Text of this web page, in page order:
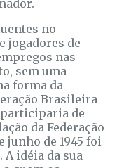
no
jogadores de
nas
sem uma
forma da
Brasileira
participaria de
da Federação
junho de 1945 foi
idéia da sua